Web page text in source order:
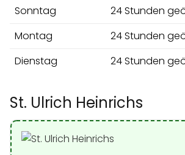
Sonntag
24 Stunden
Montag
24 Stunden
Dienstag
24 Stunden
St. Ulrich Heinrichs